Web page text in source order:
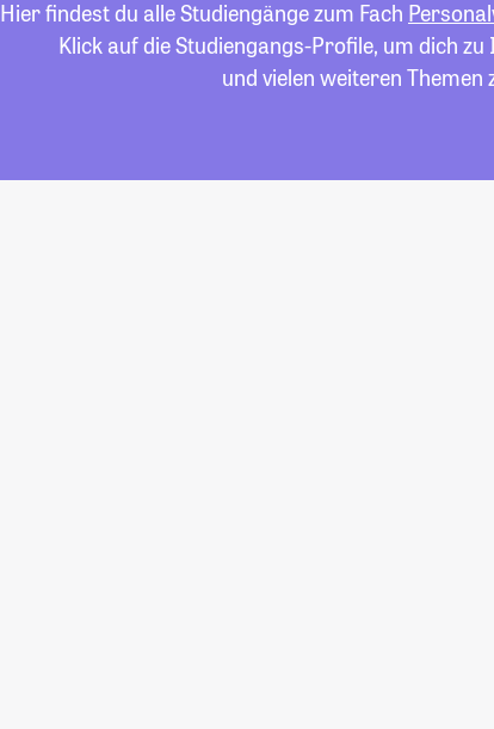
Hier findest du alle Studiengänge zum Fach
Klick auf die Studiengangs-Profile, um dich
und vielen weiteren